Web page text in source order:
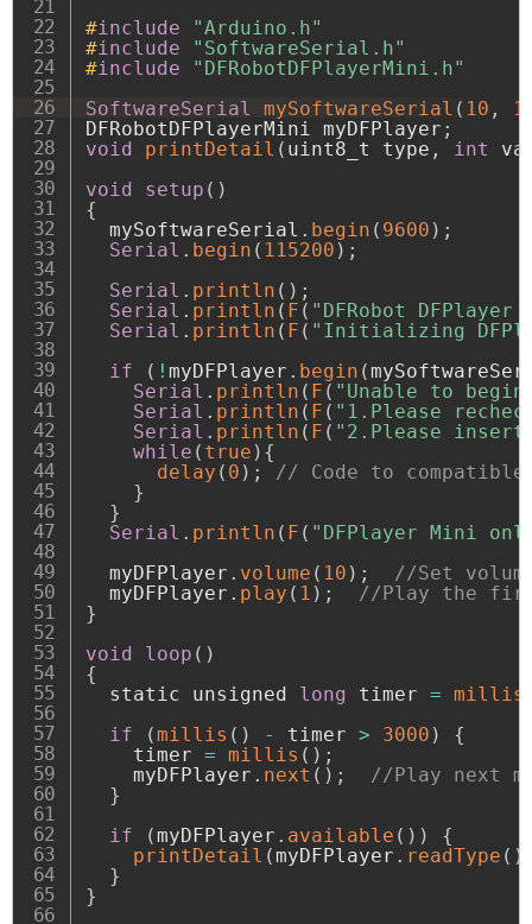
#include
"Arduino.h"
#include
"SoftwareSerial.h"
#include
"DFRobotDFPlayerMini.h"
SoftwareSerial
mySoftwareSerial ( 10 ,
DFRobotDFPlayerMini myDFPlayer ;
void
printDetail ( uint8_t type , int
void
setup ( )
{
  mySoftwareSerial
. begin ( 9600 ) ;
Serial . begin ( 115200 ) ;
Serial . println ( ) ;
Serial . println ( F ( "DFRobot DFPlayer
Serial . println ( F ( "Initializing
if
( ! myDFPlayer . begin (
Serial . println ( F ( "Unable to
Serial . println ( F ( "1.Please
Serial . println ( F ( "2.Please
while ( true ) {
delay ( 0 ) ;
// Code to compatible
}
}
Serial . println ( F ( "DFPlayer Mini
  myDFPlayer
. volume ( 10 ) ;
//Set
  myDFPlayer
. play ( 1 ) ;
//Play the
}
void
loop ( )
{
  static unsigned
long timer = millis
if
(millis ( ) - timer > 3000 )
{
    timer
= millis ( ) ;
    myDFPlayer
. next ( ) ;
//Play next
}
if
(myDFPlayer . available ( ) )
{
printDetail (myDFPlayer . readType ( )
}
}